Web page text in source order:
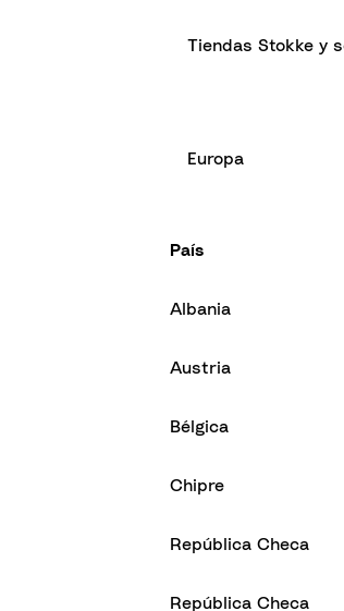
Tiendas Stokke y
Europa
País
Albania
Austria
Bélgica
Chipre
República Checa
República Checa